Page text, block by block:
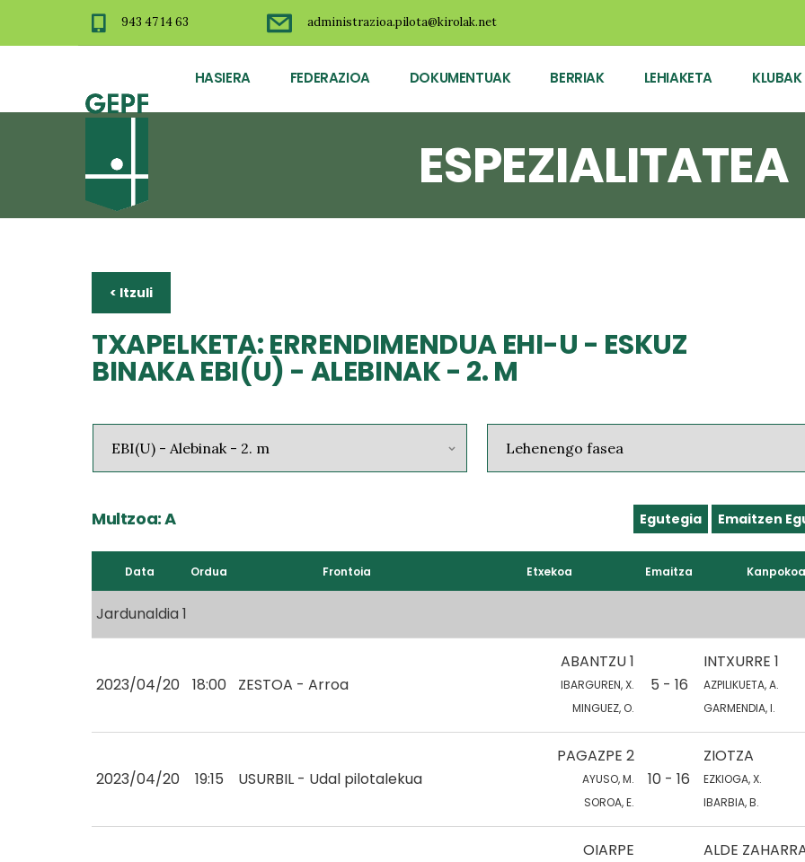
943 47 14 63 administrazioa.pilota@kirolak.net
HASIERA FEDERAZIOA DOKUMENTUAK BERRIAK LEHIAKETA KLUBAK
ESPEZIALITATEA
< Itzuli
TXAPELKETA: ERRENDIMENDUA EHI-U - ESKUZ
BINAKA EBI(U) - ALEBINAK - 2. M
Multzoa: A Egutegia Emaitzen
Data Ordua Frontoia Etxekoa Emaitza Kanpokoa
Jardunaldia 1
2023/04/20 18:00 ZESTOA - Arroa
ABANTZU 1
IBARGUREN, X.
MINGUEZ, O.
5 - 16
INTXURRE 1
AZPILIKUETA, A.
GARMENDIA, I.
2023/04/20 19:15 USURBIL - Udal pilotalekua
PAGAZPE 2
AYUSO, M.
SOROA, E.
10 - 16
ZIOTZA
EZKIOGA, X.
IBARBIA, B.
OIARPE ALDE